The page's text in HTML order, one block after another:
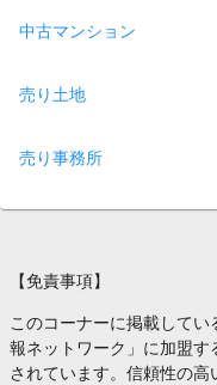
中古マンション
売り土地
売り事務所
【免責事項】
このコーナーに掲載して
報ネットワーク」に加盟
されています。信頼性の